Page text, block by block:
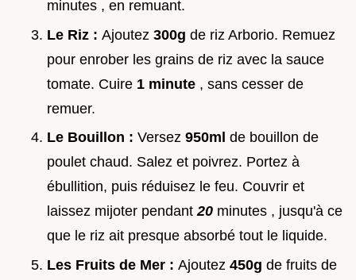
minutes , en remuant.
Le Riz : Ajoutez 300g de riz Arborio. Remuez
pour enrober les grains de riz avec la sauce
tomate. Cuire 1 minute , sans cesser de
remuer.
Le Bouillon : Versez 950ml de bouillon de
poulet chaud. Salez et poivrez. Portez à
ébullition, puis réduisez le feu. Couvrir et
laissez mijoter pendant20 minutes , jusqu'à ce
que le riz ait presque absorbé tout le liquide.
Les Fruits de Mer : Ajoutez 450g de fruits de